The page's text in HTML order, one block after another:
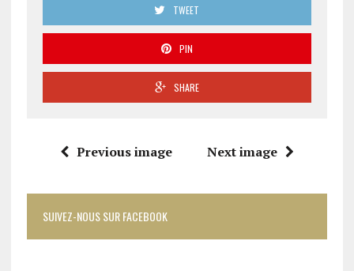
TWEET
PIN
SHARE
Previous image Next image
SUIVEZ-NOUS SUR FACEBOOK